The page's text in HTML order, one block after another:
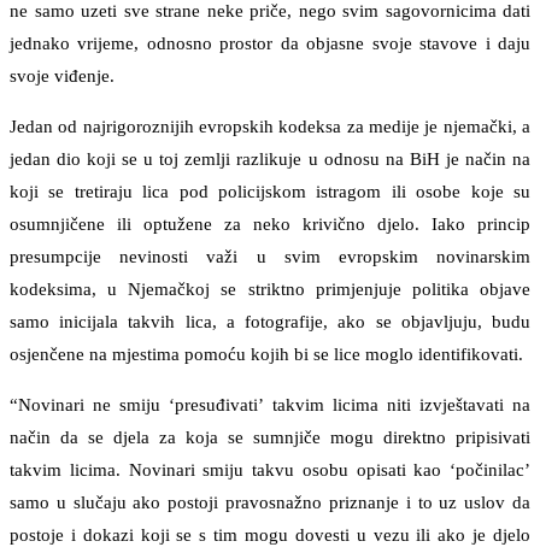
ne samo uzeti sve strane neke priče, nego svim sagovornicima dati
jednako vrijeme, odnosno prostor da objasne svoje stavove i daju
svoje viđenje.
Jedan od najrigoroznijih evropskih kodeksa za medije je njemački, a
jedan dio koji se u toj zemlji razlikuje u odnosu na BiH je način na
koji se tretiraju lica pod policijskom istragom ili osobe koje su
osumnjičene ili optužene za neko krivično djelo. Iako princip
presumpcije nevinosti važi u svim evropskim novinarskim
kodeksima, u Njemačkoj se striktno primjenjuje politika objave
samo inicijala takvih lica, a fotografije, ako se objavljuju, budu
osjenčene na mjestima pomoću kojih bi se lice moglo identifikovati.
“Novinari ne smiju ‘presuđivati’ takvim licima niti izvještavati na
način da se djela za koja se sumnjiče mogu direktno pripisivati
takvim licima. Novinari smiju takvu osobu opisati kao ‘počinilac’
samo u slučaju ako postoji pravosnažno priznanje i to uz uslov da
postoje i dokazi koji se s tim mogu dovesti u vezu ili ako je djelo